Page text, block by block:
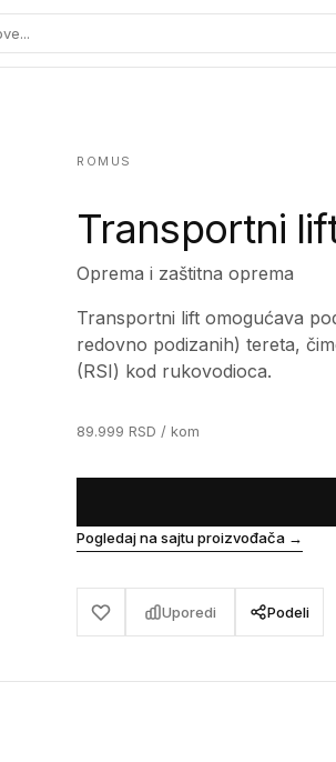
ROMUS
Transportni
Oprema i zaštitna oprema
Transportni lift omogućava
redovno podizanih) tereta,
(RSI) kod rukovodioca.
89.999 RSD / kom
Pogledaj na sajtu proizvođača →
Uporedi Podeli